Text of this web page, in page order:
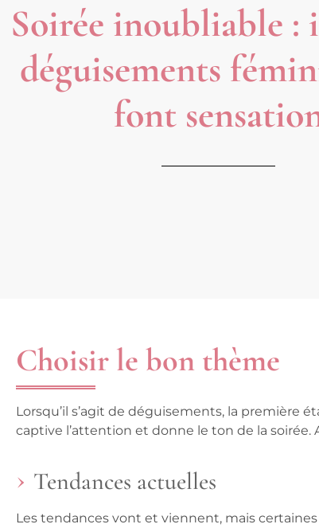
Soirée inoubliable :
déguisements
font
Choisir le bon thème
Lorsqu’il s’agit de déguisements, la première
captive l’attention et donne le ton de la
Tendances actuelles
Les tendances vont et viennent, mais